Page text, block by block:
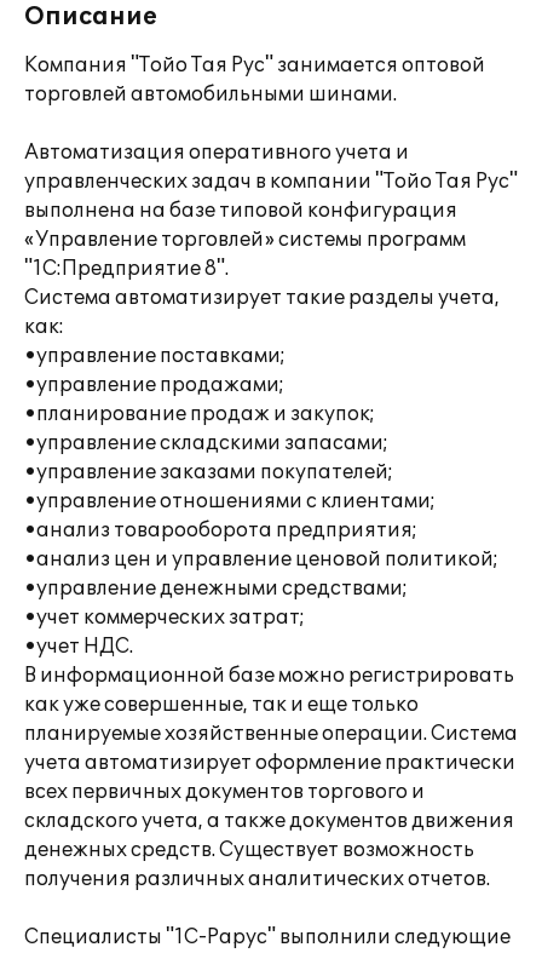
Описание
Компания "Тойо Тая Рус" занимается оптовой
торговлей автомобильными шинами.
Автоматизация оперативного учета и
управленческих задач в компании "Тойо Тая Рус"
выполнена на базе типовой конфигурация
«Управление торговлей» системы программ
"1С:Предприятие 8".
Система автоматизирует такие разделы учета,
как:
•управление поставками;
•управление продажами;
•планирование продаж и закупок;
•управление складскими запасами;
•управление заказами покупателей;
•управление отношениями с клиентами;
•анализ товарооборота предприятия;
•анализ цен и управление ценовой политикой;
•управление денежными средствами;
•учет коммерческих затрат;
•учет НДС.
В информационной базе можно регистрировать
как уже совершенные, так и еще только
планируемые хозяйственные операции. Система
учета автоматизирует оформление практически
всех первичных документов торгового и
складского учета, а также документов движения
денежных средств. Существует возможность
получения различных аналитических отчетов.
Специалисты "1С-Рарус" выполнили следующие